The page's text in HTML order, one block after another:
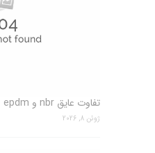
تفاوت عایق nbr و epdm
ژوئن 8, 2026